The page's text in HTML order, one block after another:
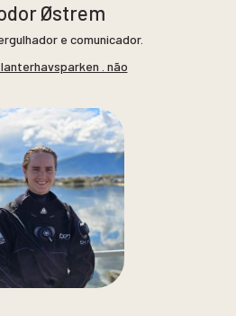
Østrem
e comunicador.
. não